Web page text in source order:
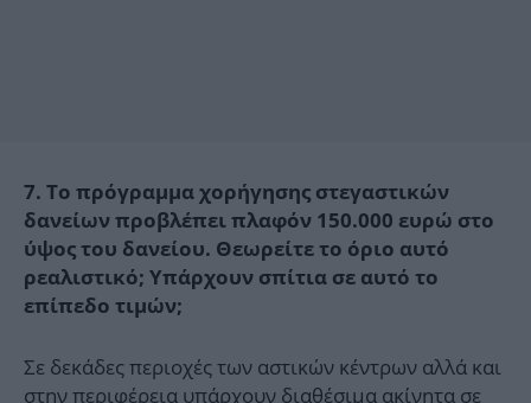
7. Το πρόγραμμα χορήγησης στεγαστικών
δανείων προβλέπει πλαφόν 150.000 ευρώ στο
ύψος του δανείου. Θεωρείτε το όριο αυτό
ρεαλιστικό; Υπάρχουν σπίτια σε αυτό το
επίπεδο τιμών;
Σε δεκάδες περιοχές των αστικών κέντρων αλλά και
στην περιφέρεια υπάρχουν διαθέσιμα ακίνητα σε